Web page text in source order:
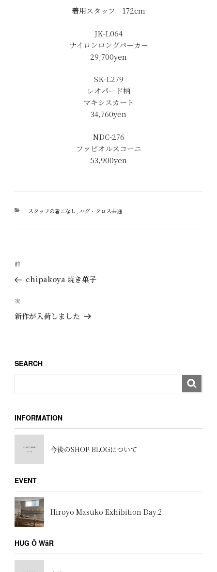
着用スタッフ 172cm
JK-L064
ナイロンロングパーカー
29,700yen
SK-L279
レオパード柄
マキシスカート
34,760yen
NDC-276
ファビオルスコーニ
53,900yen
カ
スタッフの着こなし, ハグ・クロス共通
投
ナ
ビ
ゲ
ン
過
去
投
稿
前
chipakoya 焼き菓子
次
の
次
新作が入荷しました
SEARCH
INFORMATION
今後のSHOP BLOGについて
EVENT
Hiroyo Masuko Exhibition Day.2
HUG Ō WäR